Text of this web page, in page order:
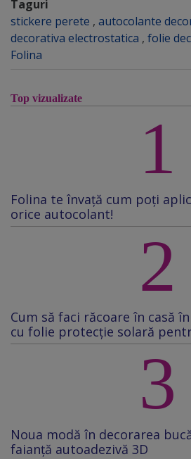
Taguri
stickere perete , autocolante
decorativa electrostatica , folie
Folina
Top vizualizate
1
Folina te învață cum poți
orice autocolant!
2
Cum să faci răcoare în casă
cu folie protecţie solară
3
Noua modă în decorarea
faianță autoadezivă 3D